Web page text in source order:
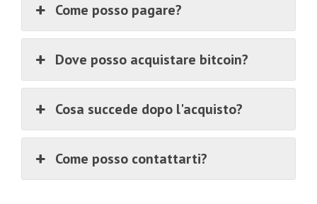
Come posso pagare?
Dove posso acquistare bitcoin?
Cosa succede dopo l'acquisto?
Come posso contattarti?